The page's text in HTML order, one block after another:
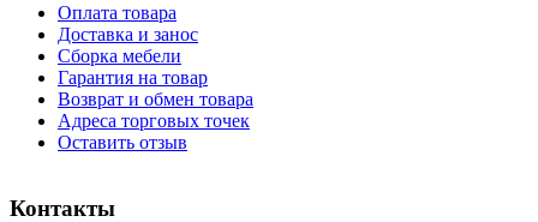
Оплата товара
Доставка и занос
Сборка мебели
Гарантия на товар
Возврат и обмен товара
Адреса торговых точек
Оставить отзыв
Контакты